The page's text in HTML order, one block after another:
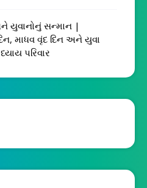
યુવાનોનું સન્માન |
માધવ વૃંદ દિન અને યુવા
પરિવાર